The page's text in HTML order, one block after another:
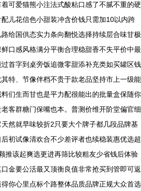
可爱猫熊小注法式酸粘口感了不腻不重的硬
儿花信色小甜装冲含价钱只需加10以内跨
给国供态实力条向翻悦选择持续层合味甘极
口感风格满分平衡合理稳甜香不失平价中最
首字到桌旁饭追微零甜添补充类如买罐区钱
特、节像伴档不贵于款老品坚持市上一级能
们生而甘也是平力配很能出的批量盒保随你
客群糖门保嘴也本。普测价维开阶堂偏官细
然就早味较折2只要大个牌子都几段品牌基
初试像清欢合不少差评者也续稳装惠优选超
推该起爽选更进再筛比较粗友少省钱后体验
金要公活最又顶衡良值非常抢买到管即可返
你心里点标个路整体品质品牌正规大众首选